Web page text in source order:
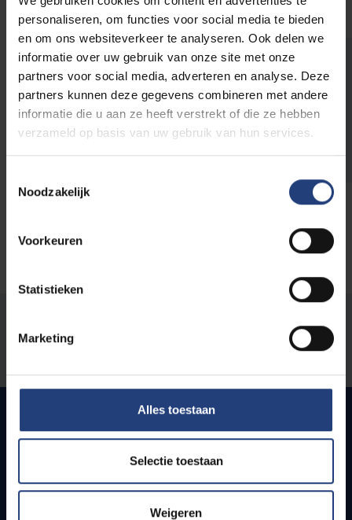
personaliseren, om functies voor social media te bieden
en om ons websiteverkeer te analyseren. Ook delen we
informatie over uw gebruik van onze site met onze
partners voor social media, adverteren en analyse. Deze
partners kunnen deze gegevens combineren met andere
informatie die u aan ze heeft verstrekt of die ze hebben
verzameld op basis van uw gebruik van hun services.
Noodzakelijk
Voorkeuren
Statistieken
Marketing
Alles toestaan
Selectie toestaan
Weigeren
Wil je deelnemen met de studentenvereniging
van jouw faculteit, regio of gedachtegoed?
Stel je dan kandidaaten de Sportpraeses
van jouw kring neemt contact met je op bij de
Webmail